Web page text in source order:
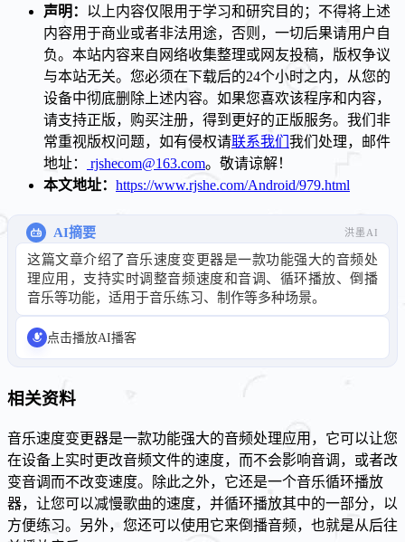
声明： 以上内容仅限用于学习和研究目的；不得将上述
内容用于商业或者非法用途，否则，一切后果请用户自
负。本站内容来自网络收集整理或网友投稿，版权争议
与本站无关。您必须在下载后的24个小时之内，从您的
设备中彻底删除上述内容。如果您喜欢该程序和内容，
请支持正版，购买注册，得到更好的正版服务。我们非
常重视版权问题，如有侵权请联系我们 我们处理，邮件
地址：
rjshecom@163.com。敬请谅解！
本文地址： https://www.rjshe.com/Android/979.html
AI摘要 洪墨AI
这篇文章介绍了音乐速度变更器是一款功能强大的音频处
理应用，支持实时调整音频速度和音调、循环播放、倒播
音乐等功能，适用于音乐练习、制作等多种场景。
点击播放AI播客
相关资料
音乐速度变更器是一款功能强大的音频处理应用，它可以让您
在设备上实时更改音频文件的速度，而不会影响音调，或者改
变音调而不改变速度。除此之外，它还是一个音乐循环播放
器，让您可以减慢歌曲的速度，并循环播放其中的一部分，以
方便练习。另外，您还可以使用它来倒播音频，也就是从后往